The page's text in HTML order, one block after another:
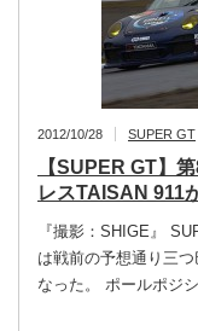
2012/10/28 SUPER GT
【SUPER GT】
レスTAISAN 911
『撮影：SHIGE』
は戦前の予想通り三
なった。 ポールポジ